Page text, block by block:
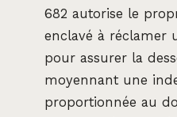
682 autorise le
enclavé à réclamer
pour assurer la
moyennant une
proportionnée au